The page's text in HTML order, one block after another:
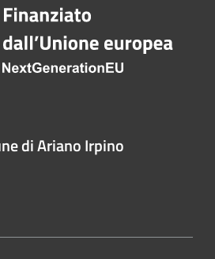
di Ariano Irpino